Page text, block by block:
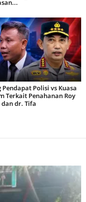
Pendapat Polisi vs Kuasa
Terkait Penahanan Roy
dan dr. Tifa